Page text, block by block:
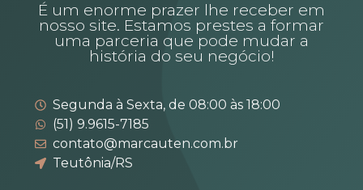
É um enorme prazer lhe receber em
nosso site. Estamos prestes a formar
uma parceria que pode mudar a
história do seu negócio!
Segunda à Sexta, de 08:00 às 18:00
(51) 9.9615-7185
contato@marcauten.com.br
Teutônia/RS